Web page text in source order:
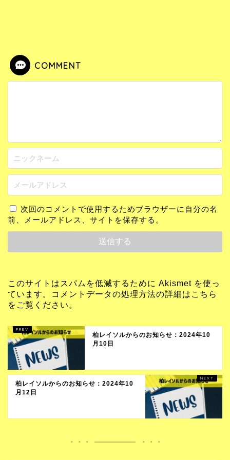
COMMENT
次回のコメントで使用するためブラウザーに自分の名
前、メールアドレス、サイトを保存する。
このサイトはスパムを低減するために Akismet を使っ
ています。
コメントデータの処理方法の詳細はこちら
をご覧ください 。
柏レイソルからのお知らせ：2024年10
月10日
柏レイソルからのお知らせ：2024年10
月12日